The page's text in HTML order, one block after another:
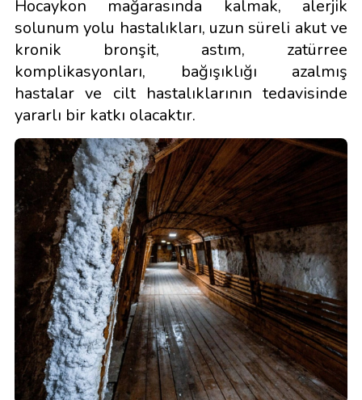
Hocaykon mağarasında kalmak, alerjik
solunum yolu hastalıkları, uzun süreli akut ve
kronik bronşit, astım, zatürree
komplikasyonları, bağışıklığı azalmış
hastalar ve cilt hastalıklarının tedavisinde
yararlı bir katkı olacaktır.